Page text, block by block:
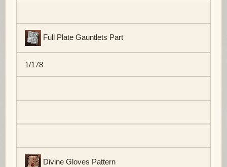
Full Plate Gauntlets Part
1/178
Divine Gloves Pattern